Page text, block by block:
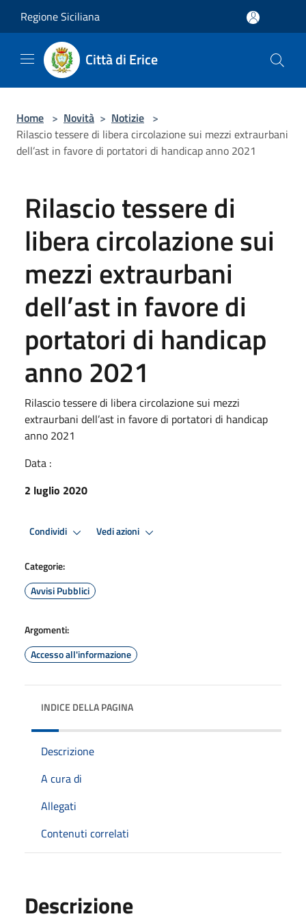
Regione Siciliana
Città di Erice
Home > Novità > Notizie >
Rilascio tessere di libera circolazione sui mezzi extraurbani
dell’ast in favore di portatori di handicap anno 2021
Rilascio tessere di
libera circolazione sui
mezzi extraurbani
dell’ast in favore di
portatori di handicap
anno 2021
Rilascio tessere di libera circolazione sui mezzi
extraurbani dell’ast in favore di portatori di handicap
anno 2021
Data :
2 luglio 2020
Condividi Vedi azioni
Categorie:
Avvisi Pubblici
Argomenti:
Accesso all'informazione
INDICE DELLA PAGINA
Descrizione
A cura di
Allegati
Contenuti correlati
Descrizione